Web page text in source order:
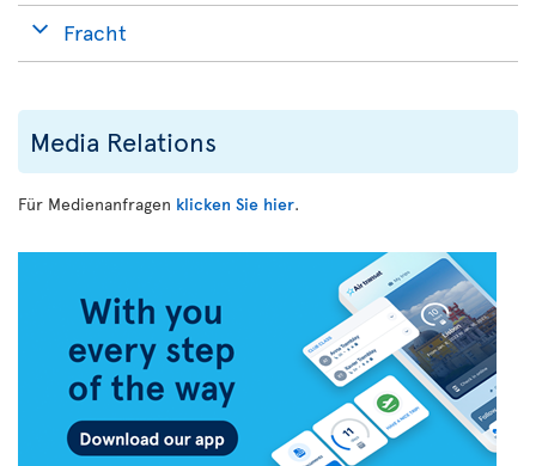
Fracht
Media Relations
Für Medienanfragen klicken Sie hier.